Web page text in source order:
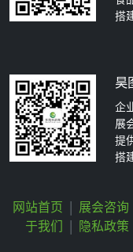
搭
昊
企
展
提
搭
网站首页 | 展会咨询
于我们 | 隐私政策